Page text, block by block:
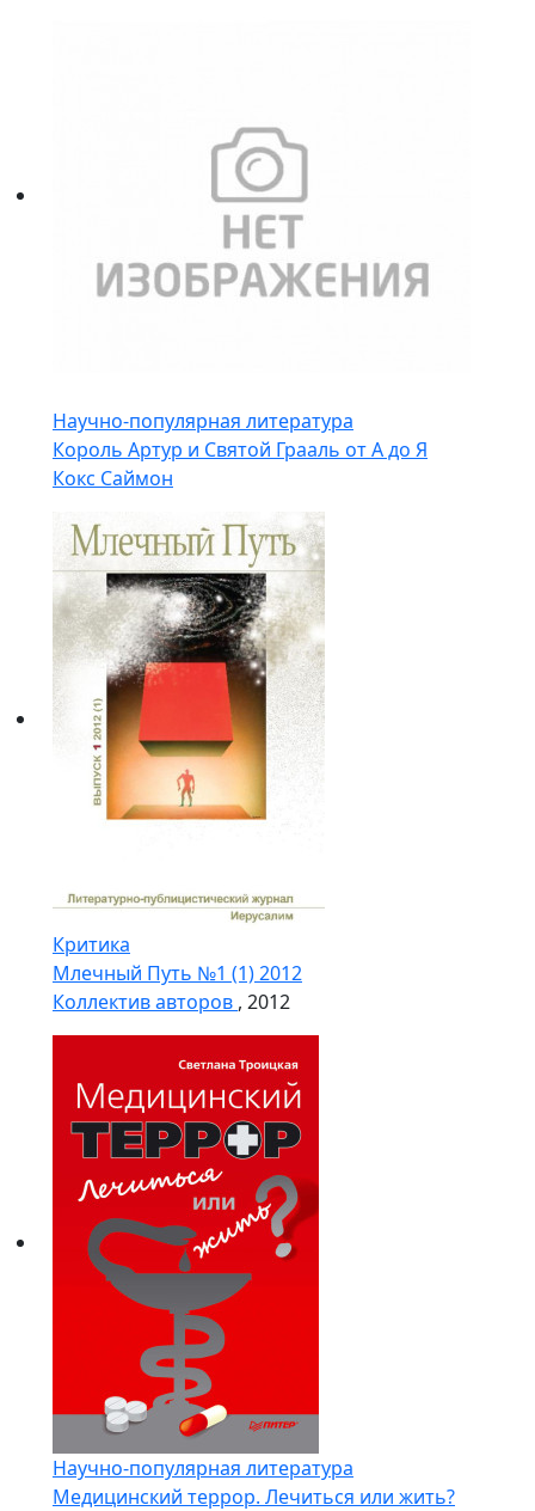
Научно-популярная литература
Король Артур и Святой Грааль от А до Я
Кокс Саймон
Критика
Млечный Путь №1 (1) 2012
Коллектив авторов , 2012
Научно-популярная литература
Медицинский террор. Лечиться или жить?